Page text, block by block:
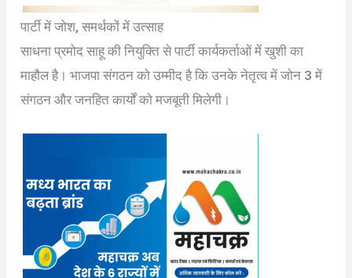
पार्टी में जोश, समर्थकों में उत्साह
साधना प्रमोद साहू की नियुक्ति से पार्टी कार्यकर्ताओं में खुशी का
माहौल है। भाजपा संगठन को उम्मीद है कि उनके नेतृत्व में जोन 3 में
संगठन और जनहित कार्यों को मजबूती मिलेगी।